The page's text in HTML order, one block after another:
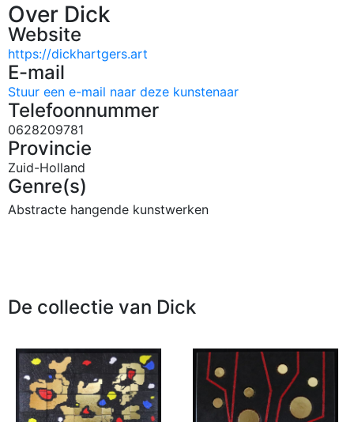
Over Dick
Website
https://dickhartgers.art
E-mail
Stuur een e-mail naar deze kunstenaar
Telefoonnummer
0628209781
Provincie
Zuid-Holland
Genre(s)
Abstracte hangende kunstwerken
De collectie van Dick